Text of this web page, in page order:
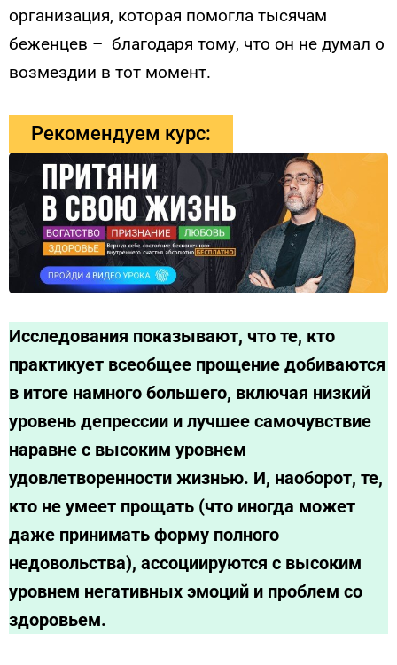
организация, которая помогла тысячам
беженцев – благодаря тому, что он не думал о
возмездии в тот момент.
Рекомендуем курс:
Исследования показывают, что те, кто
практикует всеобщее прощение добиваются
в итоге намного большего, включая низкий
уровень депрессии и лучшее самочувствие
наравне с высоким уровнем
удовлетворенности жизнью. И, наоборот, те,
кто не умеет прощать (что иногда может
даже принимать форму полного
недовольства), ассоциируются с высоким
уровнем негативных эмоций и проблем со
здоровьем.